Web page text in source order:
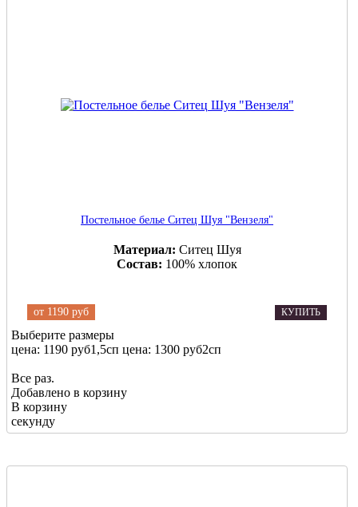
Постельное белье Ситец Шуя "Вензеля"
Материал: Ситец Шуя
Состав: 100% хлопок
от 1190 руб КУПИТЬ
Выберите размеры
цена: 1190 руб1,5сп цена: 1300 руб2сп
Все раз.
Добавлено в корзину
В корзину
секунду